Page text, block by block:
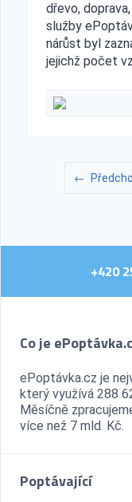
dřevo,
služby
nárůst byl
jejichž počet
←
+420
Co je
ePoptávka.cz je
který využívá 288
Měsíčně
více než 7 mld. Kč.
Poptávající